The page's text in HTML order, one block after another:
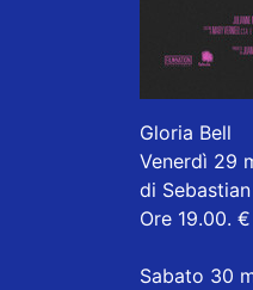
Gloria Bell
Venerdì 29
di
Ore 19.00.
Sabato 30